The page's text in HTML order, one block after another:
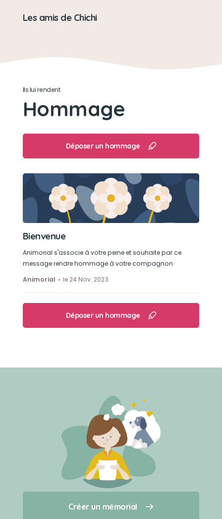
Créer un mémorial
Qui sommes-nous ?
chatte très gentille sauf quand il fallait donner le
Il adirait les bâtons avec une ficelle au bout
Son loisir préféré
Les amis de Chichi
Ils lui rendent
Hommage
Déposer un hommage
Bienvenue
Animorial s'associe à votre peine et souhaite par ce
message rendre hommage à votre compagnon.
Animorial
le 24 Nov. 2023
Déposer un hommage
Créer un mémorial